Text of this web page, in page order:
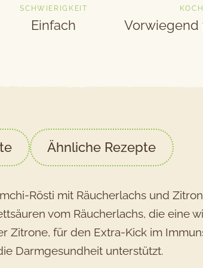
SCHWIERIGKEIT
Einfach Vorwiegend
Ähnliche Rezepte
Rösti mit Räucherlachs und
vom Räucherlachs, die eine
für den Extra-Kick im
Darmgesundheit unterstützt.